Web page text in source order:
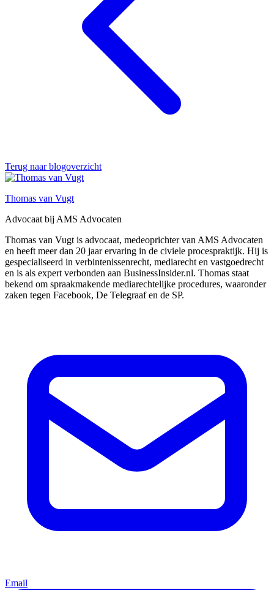
Terug naar blogoverzicht
Thomas van Vugt
Advocaat bij AMS Advocaten
Thomas van Vugt is advocaat, medeoprichter van AMS Advocaten
en heeft meer dan 20 jaar ervaring in de civiele procespraktijk. Hij is
gespecialiseerd in verbintenissenrecht, mediarecht en vastgoedrecht
en is als expert verbonden aan BusinessInsider.nl. Thomas staat
bekend om spraakmakende mediarechtelijke procedures, waaronder
zaken tegen Facebook, De Telegraaf en de SP.
Email